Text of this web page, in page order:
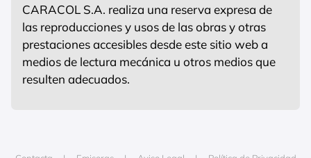
CARACOL S.A. realiza una reserva expresa de
las reproducciones y usos de las obras y otras
prestaciones accesibles desde este sitio web a
medios de lectura mecánica u otros medios que
resulten adecuados.